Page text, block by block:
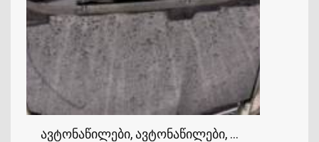
ავტონაწილები, ავტონაწილები, HONDA